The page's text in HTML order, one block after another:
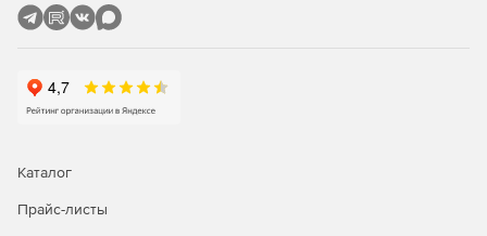
аудит действий пользователей и администраторов;
поддержку оптимизированной работы с платформами
Каталог
Прайс-листы